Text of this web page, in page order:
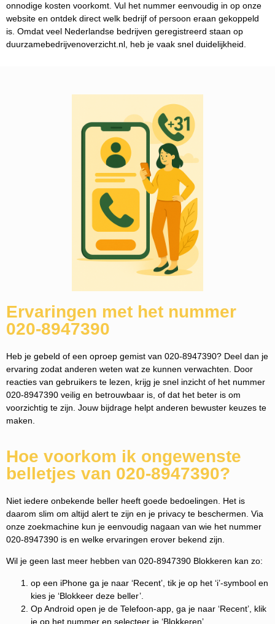
onnodige kosten voorkomt. Vul het nummer eenvoudig in op onze
website en ontdek direct welk bedrijf of persoon eraan gekoppeld
is. Omdat veel Nederlandse bedrijven geregistreerd staan op
duurzamebedrijvenoverzicht.nl, heb je vaak snel duidelijkheid.
Ervaringen met het nummer
020-8947390
Heb je gebeld of een oproep gemist van 020-8947390? Deel dan je
ervaring zodat anderen weten wat ze kunnen verwachten. Door
reacties van gebruikers te lezen, krijg je snel inzicht of het nummer
020-8947390 veilig en betrouwbaar is, of dat het beter is om
voorzichtig te zijn. Jouw bijdrage helpt anderen bewuster keuzes te
maken.
Hoe voorkom ik ongewenste
belletjes van 020-8947390?
Niet iedere onbekende beller heeft goede bedoelingen. Het is
daarom slim om altijd alert te zijn en je privacy te beschermen. Via
onze zoekmachine kun je eenvoudig nagaan van wie het nummer
020-8947390 is en welke ervaringen erover bekend zijn.
Wil je geen last meer hebben van 020-8947390 Blokkeren kan zo:
op een iPhone ga je naar ‘Recent’, tik je op het ‘i’-symbool en
kies je ‘Blokkeer deze beller’.
Op Android open je de Telefoon-app, ga je naar ‘Recent’, klik
je op het nummer en selecteer je ‘Blokkeren’.